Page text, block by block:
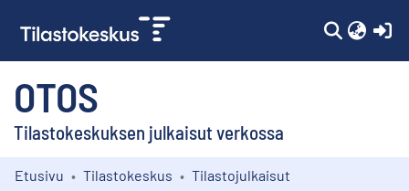
OTOS
Tilastokeskuksen julkaisut verkossa
Etusivu Tilastokeskus
Tilastojulkaisut